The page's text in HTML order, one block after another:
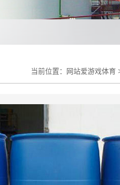
当前位置： 网站爱游戏体育